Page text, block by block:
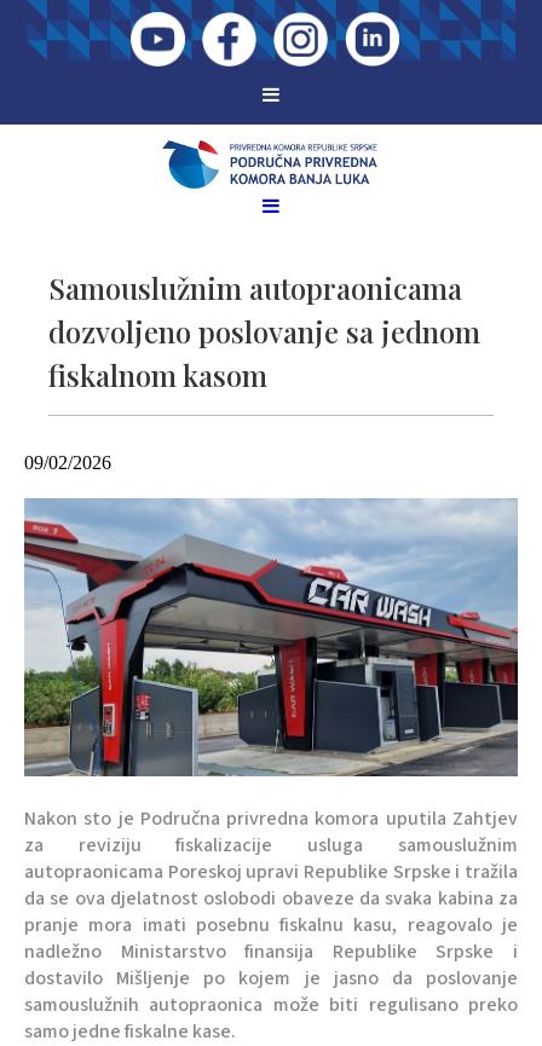
Samouslužnim autopraonicama
dozvoljeno poslovanje sa jednom
fiskalnom kasom
09/02/2026
Nakon sto je Područna privredna komora uputila Zahtjev
za reviziju fiskalizacije usluga samouslužnim
autopraonicama Poreskoj upravi Republike Srpske i tražila
da se ova djelatnost oslobodi obaveze da svaka kabina za
pranje mora imati posebnu fiskalnu kasu, reagovalo je
nadležno Ministarstvo finansija Republike Srpske i
dostavilo Mišljenje po kojem je jasno da poslovanje
samouslužnih autopraonica može biti regulisano preko
samo jedne fiskalne kase.